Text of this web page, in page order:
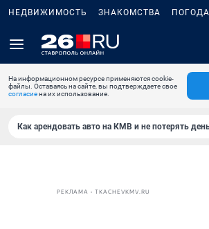
НЕДВИЖИМОСТЬ ЗНАКОМСТВА ПОГОДА
На информационном ресурсе применяются cookie-
файлы. Оставаясь на сайте, вы подтверждаете свое
согласиена их использование.
Как арендовать авто на КМВ и не потерять
РЕКЛАМА • TKACHEVKMV.RU